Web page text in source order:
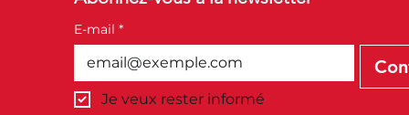
E-mail *
Je veux rester informé